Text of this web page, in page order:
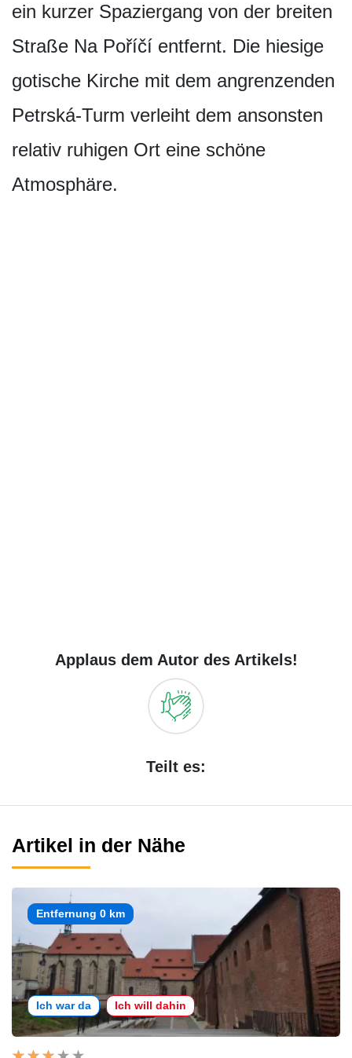
ein kurzer Spaziergang von der breiten
Straße Na Poříčí entfernt. Die hiesige
gotische Kirche mit dem angrenzenden
Petrská-Turm verleiht dem ansonsten
relativ ruhigen Ort eine schöne
Atmosphäre.
Applaus dem Autor des Artikels!
Teilt es:
Artikel in der Nähe
Entfernung 0 km
Ich war da Ich will dahin